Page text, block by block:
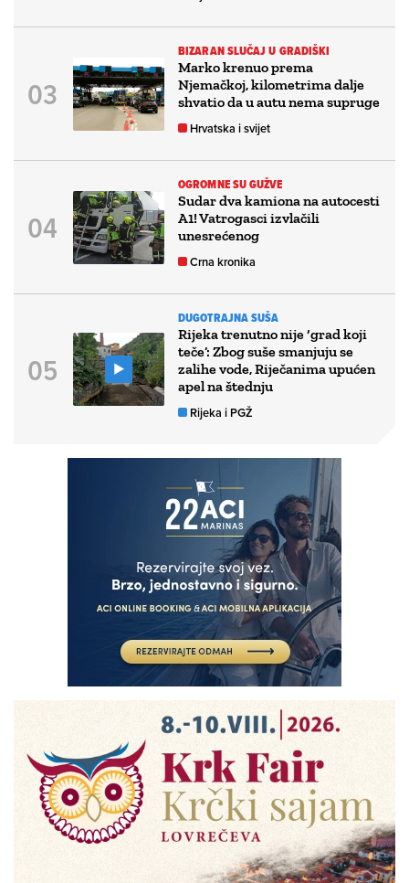
BIZARAN SLUČAJ U GRADIŠKI
Marko krenuo prema
Njemačkoj, kilometrima dalje
shvatio da u autu nema supruge
Hrvatska i svijet
OGROMNE SU GUŽVE
Sudar dva kamiona na autocesti
A1! Vatrogasci izvlačili
unesrećenog
Crna kronika
DUGOTRAJNA SUŠA
Rijeka trenutno nije ‘grad koji
teče’: Zbog suše smanjuju se
zalihe vode, Riječanima upućen
apel na štednju
Rijeka i PGŽ